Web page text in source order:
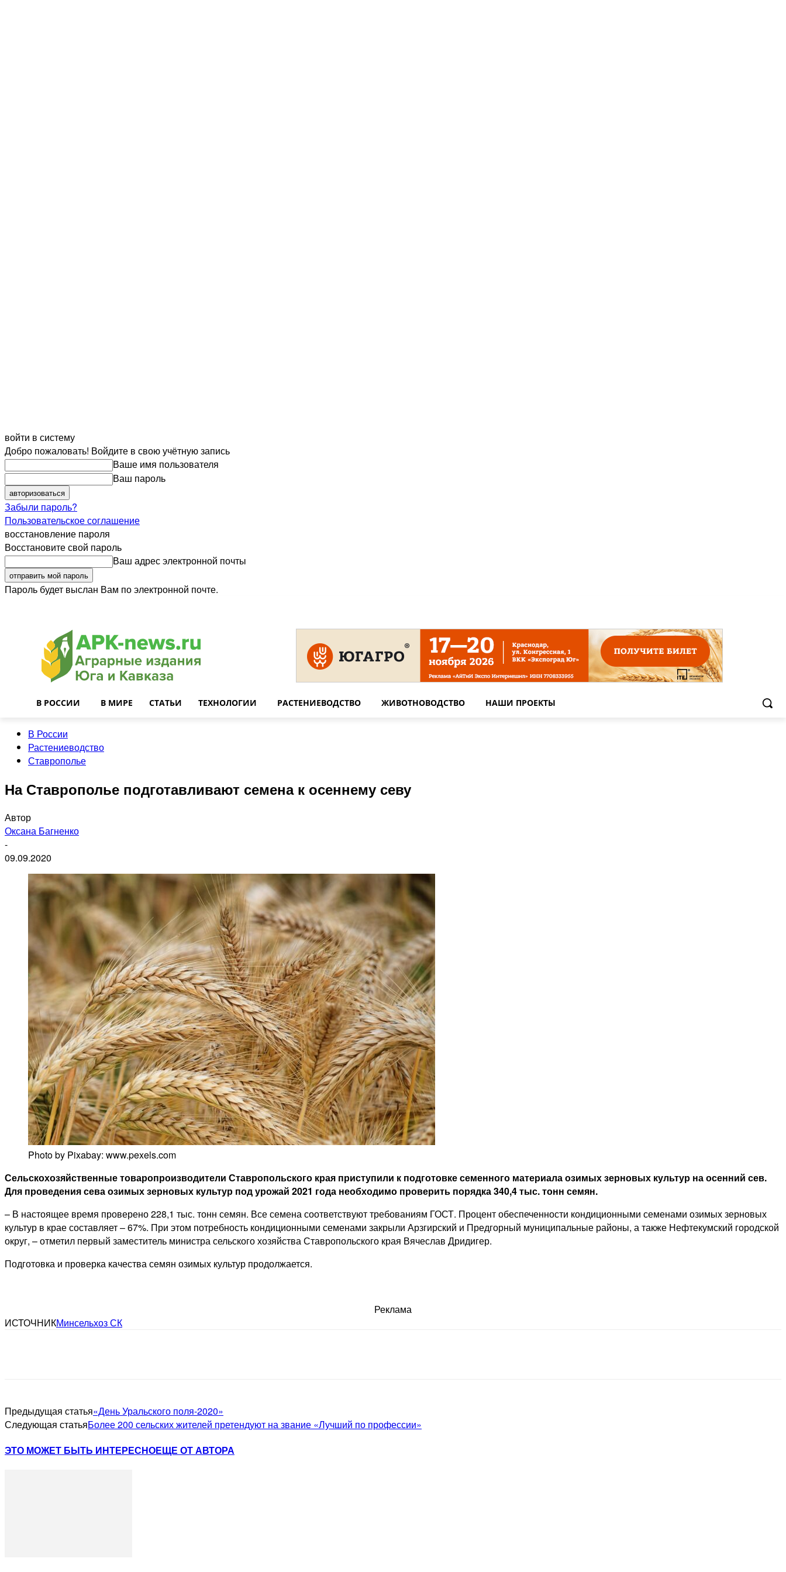
войти в систему
Добро пожаловать! Войдите в свою учётную запись
Ваше имя пользователя
Ваш пароль
Забыли пароль?
Пользовательское соглашение
восстановление пароля
Восстановите свой пароль
Ваш адрес электронной почты
Пароль будет выслан Вам по электронной почте.
В РОССИИ В МИРЕ СТАТЬИ ТЕХНОЛОГИИ РАСТЕНИЕВОДСТВО ЖИВОТНОВОДСТВО НАШИ ПРОЕКТЫ
В России
Растениеводство
Ставрополье
На Ставрополье подготавливают семена к осеннему севу
Автор
Оксана Багненко
-
09.09.2020
Photo by Pixabay: www.pexels.com
Сельскохозяйственные товаропроизводители Ставропольского края приступили к подготовке семенного материала озимых зерновых культур на осенний сев.
Для проведения сева озимых зерновых культур под урожай 2021 года необходимо проверить порядка 340,4 тыс. тонн семян.
– В настоящее время проверено 228,1 тыс. тонн семян. Все семена соответствуют требованиям ГОСТ. Процент обеспеченности кондиционными семенами озимых зерновых
культур в крае составляет – 67%. При этом потребность кондиционными семенами закрыли Арзгирский и Предгорный муниципальные районы, а также Нефтекумский городской
округ, – отметил первый заместитель министра сельского хозяйства Ставропольского края Вячеслав Дридигер.
Подготовка и проверка качества семян озимых культур продолжается.
Реклама
ИСТОЧНИКМинсельхоз СК
Предыдущая статья«День Уральского поля-2020»
Следующая статьяБолее 200 сельских жителей претендуют на звание «Лучший по профессии»
ЭТО МОЖЕТ БЫТЬ ИНТЕРЕСНОЕЩЕ ОТ АВТОРА